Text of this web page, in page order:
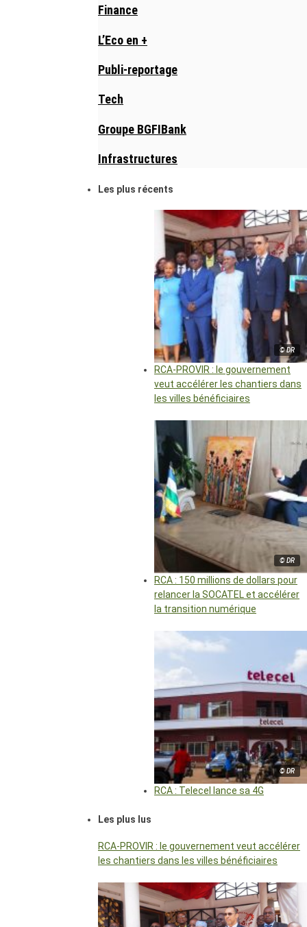
Finance
L’Eco en +
Publi-reportage
Tech
Groupe BGFIBank
Infrastructures
Les plus récents
© DR
RCA-PROVIR : le gouvernement
veut accélérer les chantiers dans
les villes bénéficiaires
© DR
RCA : 150 millions de dollars pour
relancer la SOCATEL et accélérer
la transition numérique
© DR
RCA : Telecel lance sa 4G
Les plus lus
RCA-PROVIR : le gouvernement veut accélérer
les chantiers dans les villes bénéficiaires